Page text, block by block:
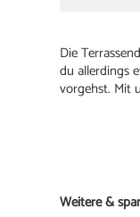
Die
du allerdings
vorgehst. Mit
Weitere &